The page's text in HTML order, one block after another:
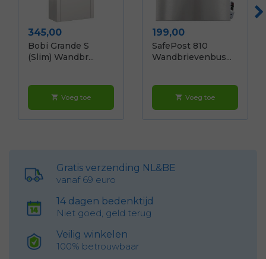
Prijs
345,00
Bobi Grande S
(slim) Wandbr...
shopping_cart Voeg toe
Prijs
199,00
SafePost 810
Wandbrievenbus...
shopping_cart Voeg toe
Gratis verzending NL&BE
vanaf 69 euro
14 dagen bedenktijd
Niet goed, geld terug
Veilig winkelen
100% betrouwbaar